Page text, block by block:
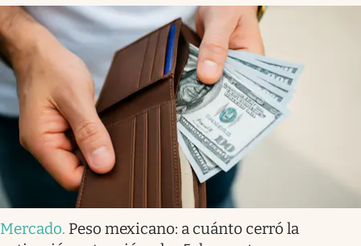
Mercado. Peso mexicano: a cuánto cerró la